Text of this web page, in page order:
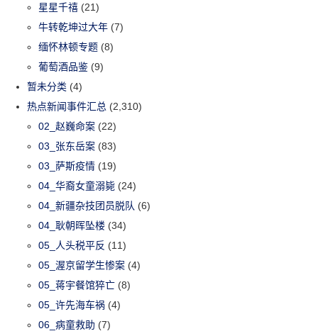
星星千禧 (21)
牛转乾坤过大年 (7)
缅怀林顿专题 (8)
葡萄酒品鉴 (9)
暂未分类 (4)
热点新闻事件汇总 (2,310)
02_赵巍命案 (22)
03_张东岳案 (83)
03_萨斯疫情 (19)
04_华裔女童溺毙 (24)
04_新疆杂技团员脱队 (6)
04_耿朝晖坠楼 (34)
05_人头税平反 (11)
05_渥京留学生惨案 (4)
05_蒋宇餐馆猝亡 (8)
05_许先海车祸 (4)
06_病童救助 (7)